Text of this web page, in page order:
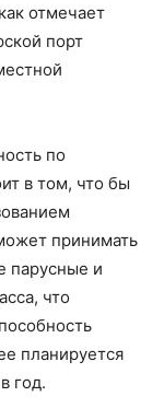
отмечает
порт
по
в том, что бы
принимать
парусные и
что
планируется
год.